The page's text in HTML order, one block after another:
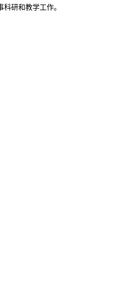
研和教学工作。